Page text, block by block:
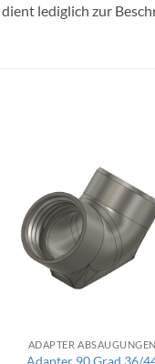
lediglich zur
ADAPTER ABSAUGUNGEN
Adapter 90 Grad 36/